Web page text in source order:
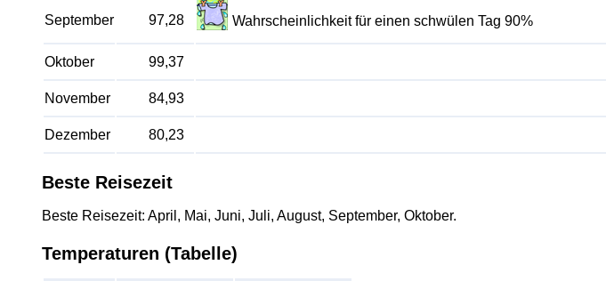
September 97,28 Wahrscheinlichkeit für einen schwülen Tag 90%
Oktober 99,37
November 84,93
Dezember 80,23
Beste Reisezeit
Beste Reisezeit: April, Mai, Juni, Juli, August, September, Oktober.
Temperaturen (Tabelle)